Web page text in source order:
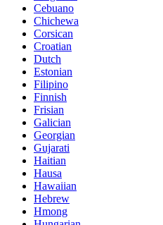
Cebuano
Chichewa
Corsican
Croatian
Dutch
Estonian
Filipino
Finnish
Frisian
Galician
Georgian
Gujarati
Haitian
Hausa
Hawaiian
Hebrew
Hmong